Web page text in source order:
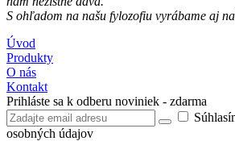
S ohľadom na našu fylozofiu​ vyrábame aj
Úvod
Produkty
O nás
Kontakt
Prihláste sa k odberu noviniek - zdarma
osobných údajov